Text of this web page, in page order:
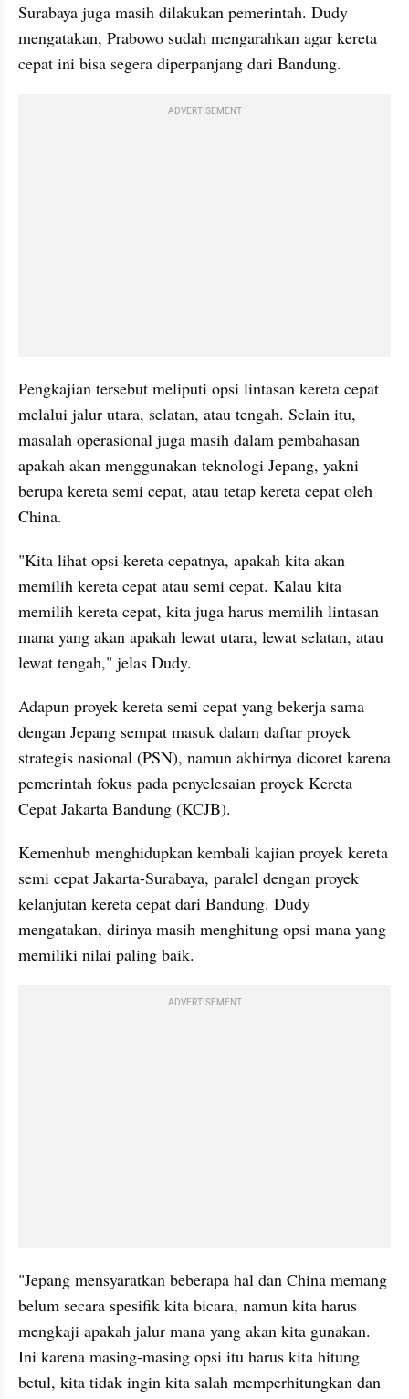
Surabaya juga masih dilakukan pemerintah. Dudy
mengatakan, Prabowo sudah mengarahkan agar kereta
cepat ini bisa segera diperpanjang dari Bandung.
ADVERTISEMENT
Pengkajian tersebut meliputi opsi lintasan kereta cepat
melalui jalur utara, selatan, atau tengah. Selain itu,
masalah operasional juga masih dalam pembahasan
apakah akan menggunakan teknologi Jepang, yakni
berupa kereta semi cepat, atau tetap kereta cepat oleh
China.
"Kita lihat opsi kereta cepatnya, apakah kita akan
memilih kereta cepat atau semi cepat. Kalau kita
memilih kereta cepat, kita juga harus memilih lintasan
mana yang akan apakah lewat utara, lewat selatan, atau
lewat tengah," jelas Dudy.
Adapun proyek kereta semi cepat yang bekerja sama
dengan Jepang sempat masuk dalam daftar proyek
strategis nasional (PSN), namun akhirnya dicoret karena
pemerintah fokus pada penyelesaian proyek Kereta
Cepat Jakarta Bandung (KCJB).
Kemenhub menghidupkan kembali kajian proyek kereta
semi cepat Jakarta-Surabaya, paralel dengan proyek
kelanjutan kereta cepat dari Bandung. Dudy
mengatakan, dirinya masih menghitung opsi mana yang
memiliki nilai paling baik.
ADVERTISEMENT
"Jepang mensyaratkan beberapa hal dan China memang
belum secara spesifik kita bicara, namun kita harus
mengkaji apakah jalur mana yang akan kita gunakan.
Ini karena masing-masing opsi itu harus kita hitung
betul, kita tidak ingin kita salah memperhitungkan dan